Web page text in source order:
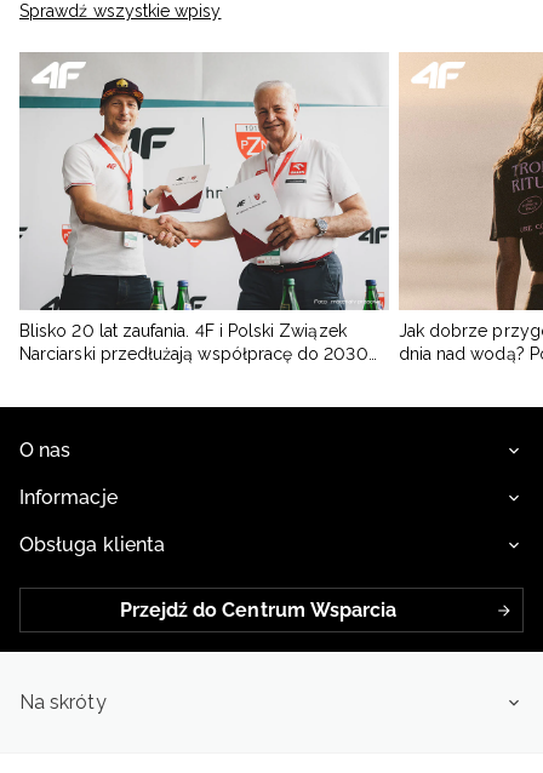
Sprawdź wszystkie wpisy
Blisko 20 lat zaufania. 4F i Polski Związek
Narciarski przedłużają współpracę do 2030
Jak dobrze
dnia nad wodą?
O nas
Informacje
Obsługa klienta
Przejdź do Centrum Wsparcia
Na skróty